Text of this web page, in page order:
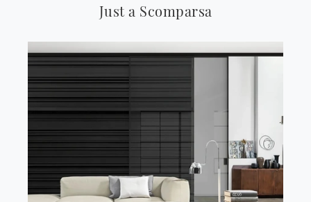
Just a Scomparsa